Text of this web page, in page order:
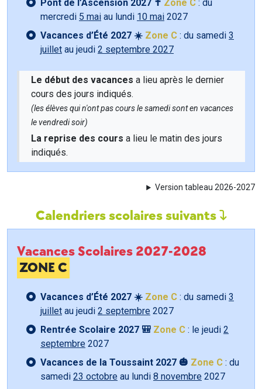
Pont de l’Ascension 2027 ✝️ Zone C : du
mercredi 5 mai au lundi 10 mai 2027
Vacances d’Été 2027 ☀️ Zone C : du samedi 3
juillet au jeudi 2 septembre 2027
Le début des vacances a lieu après le dernier
cours des jours indiqués.
(les élèves qui n'ont pas cours le samedi sont en vacances
le vendredi soir)
La reprise des cours a lieu le matin des jours
indiqués.
Version tableau 2026-2027
Calendriers scolaires suivants
Vacances Scolaires 2027-2028
ZONE C
Vacances d’Été 2027 ☀️ Zone C : du samedi 3
juillet au jeudi 2 septembre 2027
Rentrée Scolaire 2027 🎒 Zone C : le jeudi 2
septembre 2027
Vacances de la Toussaint 2027 🎃 Zone C : du
samedi 23 octobre au lundi 8 novembre 2027